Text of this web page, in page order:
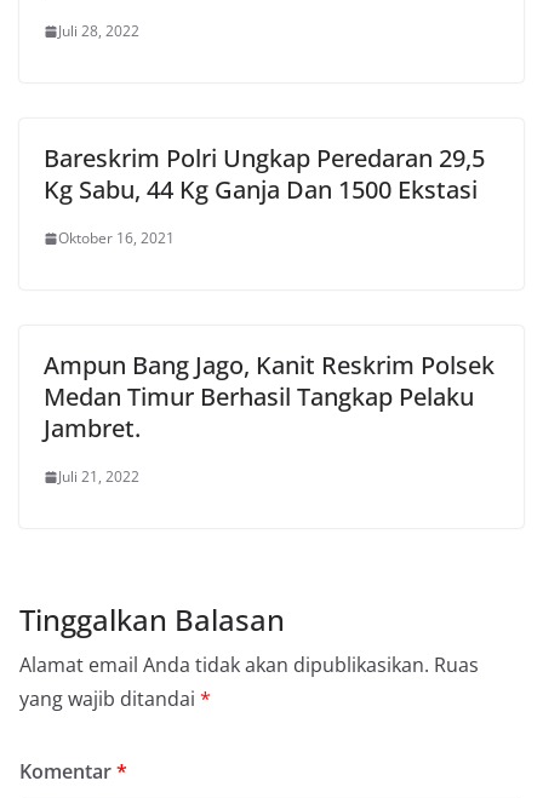
Juli 28, 2022
Bareskrim Polri Ungkap Peredaran 29,5
Kg Sabu, 44 Kg Ganja Dan 1500 Ekstasi
Oktober 16, 2021
Ampun Bang Jago, Kanit Reskrim Polsek
Medan Timur Berhasil Tangkap Pelaku
Jambret.
Juli 21, 2022
Tinggalkan Balasan
Alamat email Anda tidak akan dipublikasikan. Ruas
yang wajib ditandai *
Komentar*